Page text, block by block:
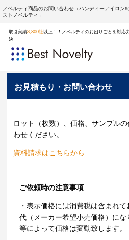
ノベルティ商品のお問い合わせ（ハンディーアイロン
ストノベルティ」
取引実績3,800社以上！！ノベルティのお困りごとを対応
決
お見積もり・お問い合わせ
ロット（枚数）、価格、サンプル
わせください。
資料請求はこちらから
ご依頼時の注意事項
・表示価格には消費税は含まれ
代（メーカー希望小売価格）に
等によって価格は変動致します。